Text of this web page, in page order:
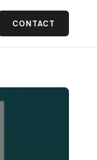
CONTACT